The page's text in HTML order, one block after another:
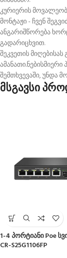
კურიერის
მონტაჟი - ჩვენ
ანგარიშწორება
გადარიცხვით.
შეკვეთის
შემთხვევაში, უნდა
მსგავსი
1-4 პორტიანი Poe
CR-S25G1106FP